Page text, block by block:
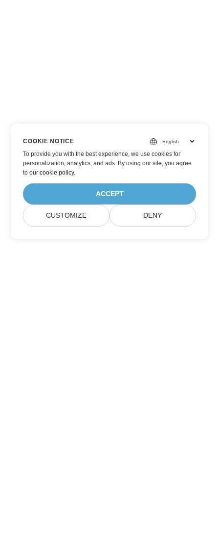
COOKIE NOTICE
To provide you with the best experience, we use cookies for
personalization, analytics, and ads. By using our site, you agree
toour cookie policy.
ACCEPT
CUSTOMIZE DENY